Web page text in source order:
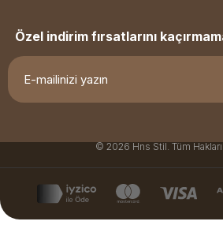
Özel indirim fırsatlarını
© 2026 Hns Stil. Tüm Hakları